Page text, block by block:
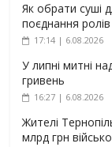
Як обрати суші
поєднання ролів
17:14 | 6.08.2026
У липні митні
гривень
16:27 | 6.08.2026
Жителі
млрд грн